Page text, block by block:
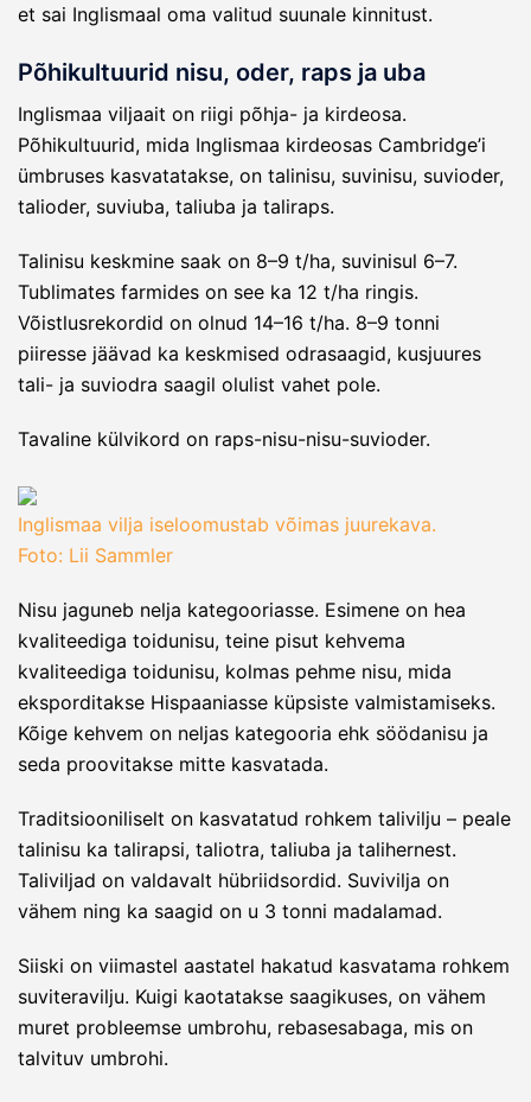
et sai Inglismaal oma valitud suunale kinnitust.
Põhikultuurid nisu, oder, raps ja uba
Inglismaa viljaait on riigi põhja- ja kirdeosa.
Põhikultuurid, mida Inglismaa kirdeosas Cambridge’i
ümbruses kasvatatakse, on talinisu, suvinisu, suvioder,
talioder, suviuba, taliuba ja taliraps.
Talinisu keskmine saak on 8–9 t/ha, suvinisul 6–7.
Tublimates farmides on see ka 12 t/ha ringis.
Võistlusrekordid on olnud 14–16 t/ha. 8–9 tonni
piiresse jäävad ka keskmised odrasaagid, kusjuures
tali- ja suviodra saagil olulist vahet pole.
Tavaline külvikord on raps-nisu-nisu-suvioder.
Inglismaa vilja iseloomustab võimas juurekava.
Foto: Lii Sammler
Nisu jaguneb nelja kategooriasse. Esimene on hea
kvaliteediga toidunisu, teine pisut kehvema
kvaliteediga toidunisu, kolmas pehme nisu, mida
eksporditakse Hispaaniasse küpsiste valmistamiseks.
Kõige kehvem on neljas kategooria ehk söödanisu ja
seda proovitakse mitte kasvatada.
Traditsiooniliselt on kasvatatud rohkem talivilju – peale
talinisu ka talirapsi, taliotra, taliuba ja talihernest.
Taliviljad on valdavalt hübriidsordid. Suvivilja on
vähem ning ka saagid on u 3 tonni madalamad.
Siiski on viimastel aastatel hakatud kasvatama rohkem
suviteravilju. Kuigi kaotatakse saagikuses, on vähem
muret probleemse umbrohu, rebasesabaga, mis on
talvituv umbrohi.